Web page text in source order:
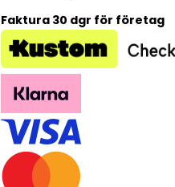
Faktura 30 dgr för företag